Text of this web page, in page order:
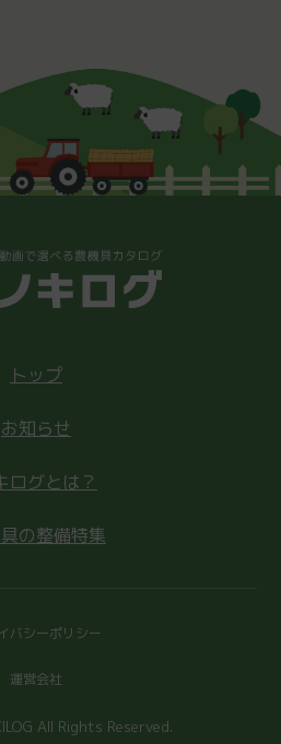
トップ
お知らせ
ログとは？
の整備特集
バシーポリシー
運営会社
All Rights Reserved.